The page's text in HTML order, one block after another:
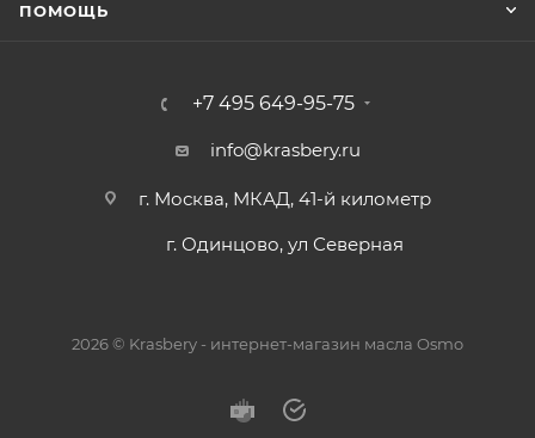
ПОМОЩЬ
+7 495 649-95-75
info@krasbery.ru
г. Москва, МКАД, 41-й километр
г. Одинцово, ул Северная
2026 © Krasbery - интернет-магазин масла Osmo